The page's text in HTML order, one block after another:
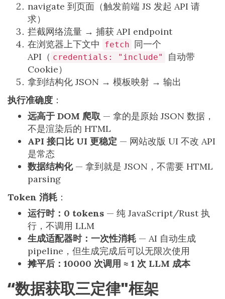
navigate 到页面（触发前端 JS 发起 API 请
求）
拦截网络流量 → 捕获 API endpoint
在浏览器上下文中
fetch 同一个
API（ credentials: "include"
自动带
Cookie）
拿到结构化 JSON → 模板映射 → 输出
执行准确度 ：
远高于 DOM 爬取 — 拿的是原始 JSON 数据，
不是渲染后的 HTML
API 接口比 UI 更稳定 — 网站改版 UI 不改 API
是常态
数据结构化— 拿到就是 JSON，不需要 HTML
parsing
Token 消耗 ：
运行时：0 tokens — 纯 JavaScript/Rust 执
行，不调用 LLM
生成适配器时：一次性消耗 — AI 自动生成
pipeline，但生成完成后可以无限次使用
摊平后：10000 次调用 ≈ 1 次 LLM 成本
“数据获取三定律"框架